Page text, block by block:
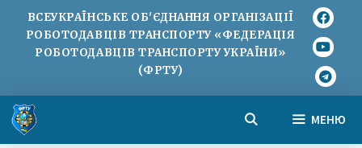
ВСЕУКРАЇНСЬКЕ ОБ'ЄДНАННЯ ОРГАНІЗАЦІЇ
РОБОТОДАВЦІВ ТРАНСПОРТУ «ФЕДЕРАЦІЯ
РОБОТОДАВЦІВ ТРАНСПОРТУ УКРАЇНИ»
(ФРТУ)
МЕНЮ